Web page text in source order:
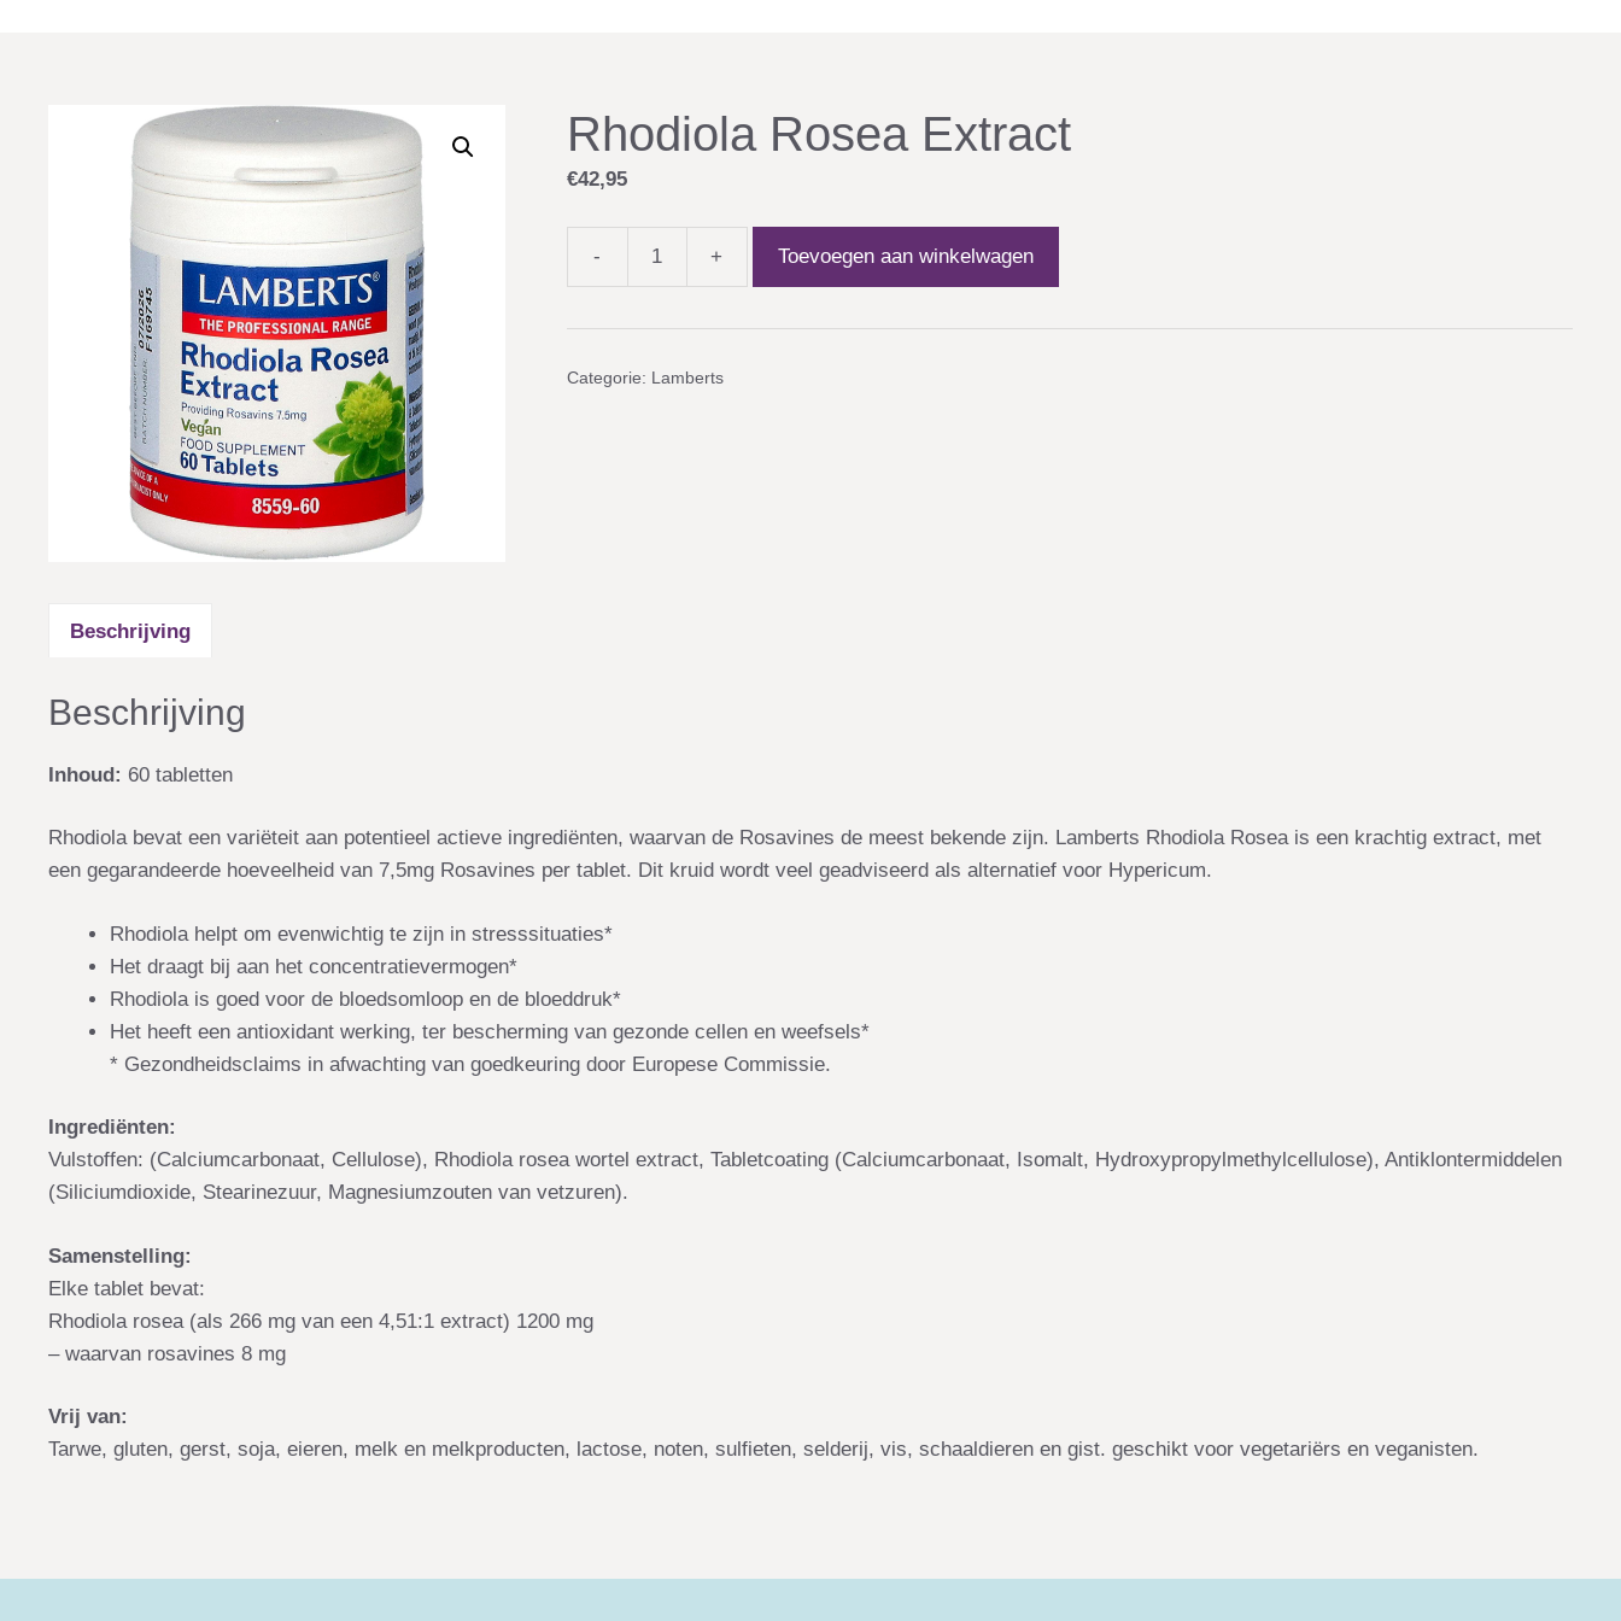
Rhodiola Rosea Extract
€42,95
-
Extract
aantal
+ Toevoegen aan winkelwagen
Categorie: Lamberts
Beschrijving
Beschrijving
Inhoud: 60 tabletten
Rhodiola bevat een variëteit aan potentieel actieve ingrediënten, waarvan de Rosavines de meest bekende zijn. Lamberts Rhodiola Rosea is een krachtig extract, met
een gegarandeerde hoeveelheid van 7,5mg Rosavines per tablet. Dit kruid wordt veel geadviseerd als alternatief voor Hypericum.
Rhodiola helpt om evenwichtig te zijn in stresssituaties*
Het draagt bij aan het concentratievermogen*
Rhodiola is goed voor de bloedsomloop en de bloeddruk*
Het heeft een antioxidant werking, ter bescherming van gezonde cellen en weefsels*
* Gezondheidsclaims in afwachting van goedkeuring door Europese Commissie.
Ingrediënten:
Vulstoffen: (Calciumcarbonaat, Cellulose), Rhodiola rosea wortel extract, Tabletcoating (Calciumcarbonaat, Isomalt, Hydroxypropylmethylcellulose), Antiklontermiddelen
(Siliciumdioxide, Stearinezuur, Magnesiumzouten van vetzuren).
Samenstelling:
Elke tablet bevat:
Rhodiola rosea (als 266 mg van een 4,51:1 extract) 1200 mg
– waarvan rosavines 8 mg
Vrij van:
Tarwe, gluten, gerst, soja, eieren, melk en melkproducten, lactose, noten, sulfieten, selderij, vis, schaaldieren en gist. geschikt voor vegetariërs en veganisten.